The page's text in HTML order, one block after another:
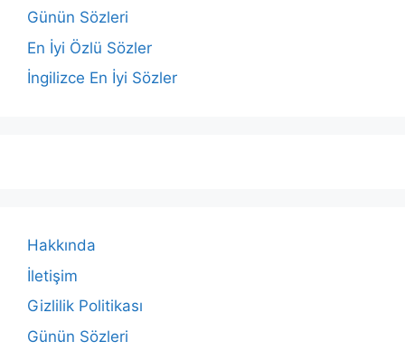
Günün Sözleri
En İyi Özlü Sözler
İngilizce En İyi Sözler
Hakkında
İletişim
Gizlilik Politikası
Günün Sözleri